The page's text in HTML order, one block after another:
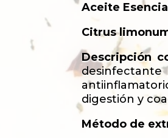
Aceite
Citrus
Descripción
desinfectante
digestión y
Método de